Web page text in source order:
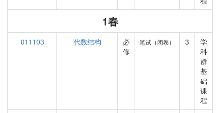
1春
011103 代数结构
必
修
笔试（闭卷） 3
学
科
群
基
础
课
程